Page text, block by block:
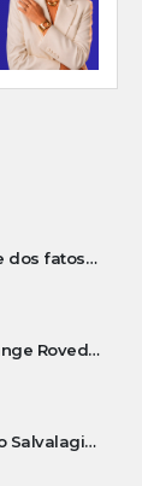
Sala de Visitas: Diante dos fatos que influenciam a economia o que podemos esperar de 2022
A agricultor Nilton Stange Roveda, afirma ter recebido ajuda espiritual durante acidente
Agricultor, Augustinho Salvalagio, relata sobre aparição do Cavaleiro Negro no Rio das Furnas